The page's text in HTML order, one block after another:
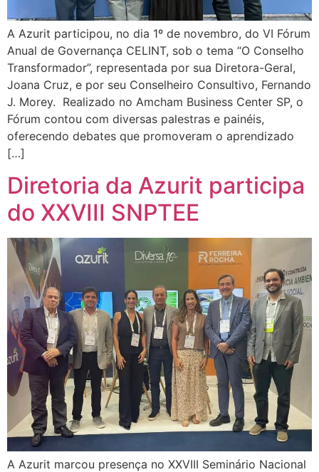
A Azurit participou, no dia 1º de novembro, do VI Fórum
Anual de Governança CELINT, sob o tema “O Conselho
Transformador”, representada por sua Diretora-Geral,
Joana Cruz, e por seu Conselheiro Consultivo, Fernando
J. Morey. Realizado no Amcham Business Center SP, o
Fórum contou com diversas palestras e painéis,
oferecendo debates que promoveram o aprendizado
[…]
Diretoria da Azurit participa
do XXVIII SNPTEE
A Azurit marcou presença no XXVIII Seminário Nacional